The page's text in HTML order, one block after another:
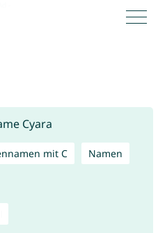
mit C Namen